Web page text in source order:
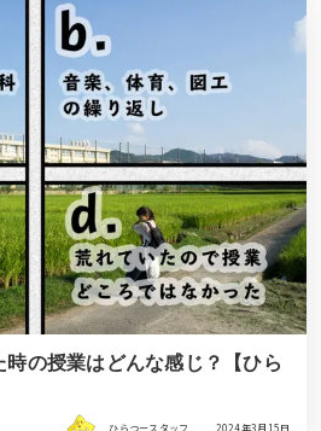
の授業はどんな感じ？【ひら